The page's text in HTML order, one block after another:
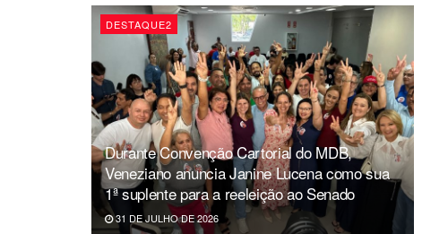
DESTAQUE2
Durante Convenção Cartorial do MDB,
Veneziano anuncia Janine Lucena como sua
1ª suplente para a reeleição ao Senado
31 DE JULHO DE 2026